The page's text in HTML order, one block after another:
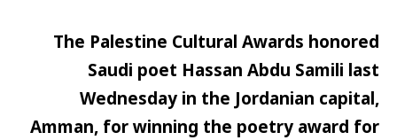
The Palestine Cultural Awards honored
Saudi poet Hassan Abdu Samili last
Wednesday in the Jordanian capital,
Amman, for winning the poetry award for